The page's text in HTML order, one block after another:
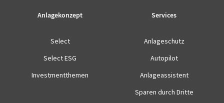
Anlagekonzept
Select
Select ESG
Investmentthemen
Services
Anlageschutz
Autopilot
Anlageassistent
Sparen durch Dritte